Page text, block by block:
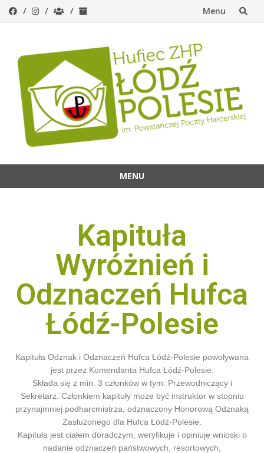
Menu
MENU
Kapituła
Wyróżnień i
Odznaczeń Hufca
Łódź-Polesie
Kapituła Odznak i Odznaczeń Hufca Łódź-Polesie powoływana
jest przez Komendanta Hufca Łódź-Polesie.
Składa się z min. 3 członków w tym: Przewodniczący i
Sekretarz. Członkiem kapituły może być instruktor w stopniu
przynajmniej podharcmistrza, odznaczony Honorową Odznaką
Zasłużonego dla Hufca Łódź-Polesie.
Kapituła jest ciałem doradczym, weryfikuje i opiniuje wnioski o
nadanie odznaczeń państwowych, resortowych,